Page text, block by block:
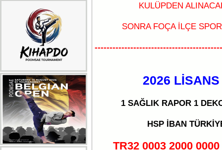
KULÜPDEN
SONRA FOÇA İLÇE
2026
1 SAĞLIK RAPOR 1
HSP İBAN
TR32 0003 2000